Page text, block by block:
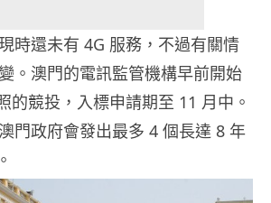
時還未有 4G 服務，不過有關情
。澳門的電訊監管機構早前開始
的競投，入標申請期至 11 月中。
門政府會發出最多 4 個長達 8 年